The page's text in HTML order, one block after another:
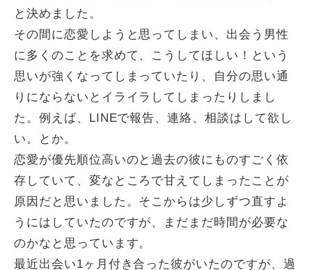
と決めました。
その間に恋愛しようと思ってしまい、出会う男性
に多くのことを求めて、こうしてほしい！という
思いが強くなってしまっていたり、自分の思い通
りにならないとイライラしてしまったりしまし
た。例えば、LINEで報告、連絡、相談はして欲し
い。とか。
恋愛が優先順位高いのと過去の彼にものすごく依
存していて、変なところで甘えてしまったことが
原因だと思いました。そこからは少しずつ直すよ
うにはしていたのですが、まだまだ時間が必要な
のかなと思っています。
最近出会い1ヶ月付き合った彼がいたのですが、過